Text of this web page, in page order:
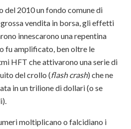
del 2010 un fondo comune di
vendita in borsa, gli effetti
innescarono una repentina
fu amplificato, ben oltre le
HFT che attivarono una serie di
del crollo (flash crash) che ne
in un trilione di dollari (o se
moltiplicano o falcidiano i